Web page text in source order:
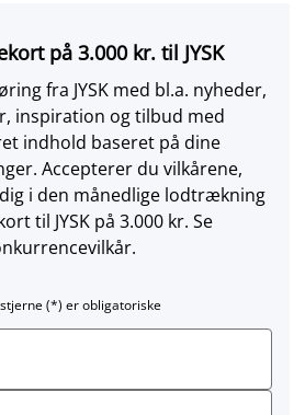
på 3.000 kr. til JYSK
fra JYSK med bl.a. nyheder,
inspiration og tilbud med
indhold baseret på dine
Accepterer du vilkårene,
i den månedlige lodtrækning
til JYSK på 3.000 kr. Se
(*) er obligatoriske